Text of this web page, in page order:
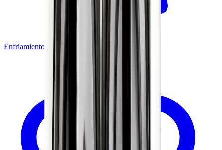
Enfriamiento de Bebidas